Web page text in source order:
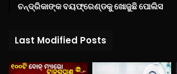
ଚନ୍ଦ୍ରିକାଙ୍କ ବୟଫ୍ରେଣ୍ଡକୁ ଖୋଜୁଛି ପୋଲିସ
Last Modified Posts